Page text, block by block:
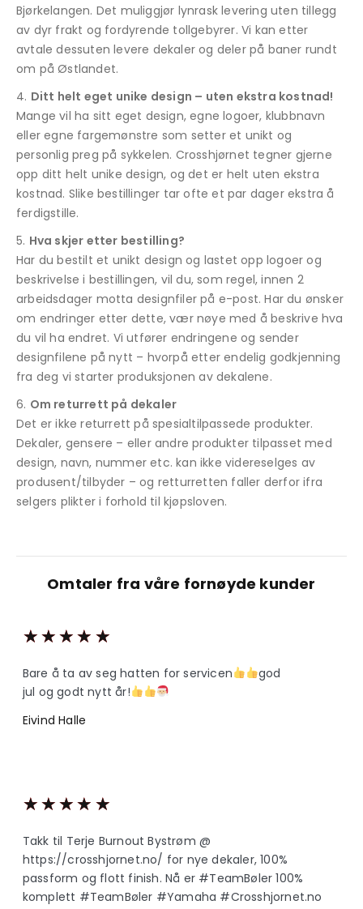
Bjørkelangen. Det muliggjør lynrask levering uten tillegg
av dyr frakt og fordyrende tollgebyrer. Vi kan etter
avtale dessuten levere dekaler og deler på baner rundt
om på Østlandet.
Ditt helt eget unike design – uten ekstra kostnad!
Mange vil ha sitt eget design, egne logoer, klubbnavn
eller egne fargemønstre som setter et unikt og
personlig preg på sykkelen. Crosshjørnet tegner gjerne
opp ditt helt unike design, og det er helt uten ekstra
kostnad. Slike bestillinger tar ofte et par dager ekstra å
ferdigstille.
Hva skjer etter bestilling?
Har du bestilt et unikt design og lastet opp logoer og
beskrivelse i bestillingen, vil du, som regel, innen 2
arbeidsdager motta designfiler på e-post. Har du ønsker
om endringer etter dette, vær nøye med å beskrive hva
du vil ha endret. Vi utfører endringene og sender
designfilene på nytt – hvorpå etter endelig godkjenning
fra deg vi starter produksjonen av dekalene.
Om returrett på dekaler
Det er ikke returrett på spesialtilpassede produkter.
Dekaler, gensere – eller andre produkter tilpasset med
design, navn, nummer etc. kan ikke videreselges av
produsent/tilbyder – og retturretten faller derfor ifra
selgers plikter i forhold til kjøpsloven.
Omtaler fra våre fornøyde kunder
★ ★ ★ ★ ★
Bare å ta av seg hatten for servicen
god
jul og godt nytt år!
Eivind Halle
★ ★ ★ ★ ★
Takk til Terje Burnout Bystrøm @
https://crosshjornet.no/ for nye dekaler, 100%
passform og flott finish. Nå er #TeamBøler 100%
komplett #TeamBøler #Yamaha #Crosshjornet.no